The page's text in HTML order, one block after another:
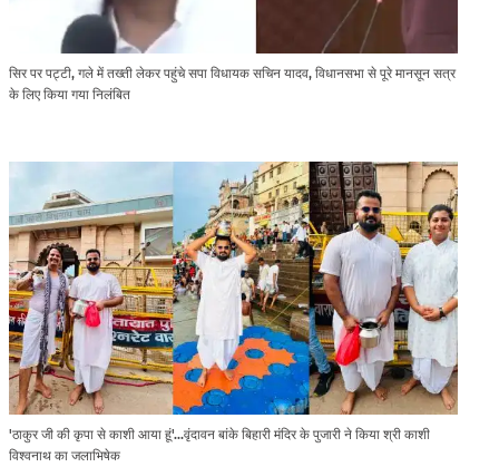
सिर पर पट्टी, गले में तख्ती लेकर पहुंचे सपा विधायक सचिन यादव, विधानसभा से पूरे मानसून सत्र
के लिए किया गया निलंबित
'ठाकुर जी की कृपा से काशी आया हूं'...वृंदावन बांके बिहारी मंदिर के पुजारी ने किया श्री काशी
विश्वनाथ का जलाभिषेक